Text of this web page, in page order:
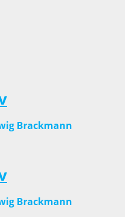
Brackmann
Brackmann